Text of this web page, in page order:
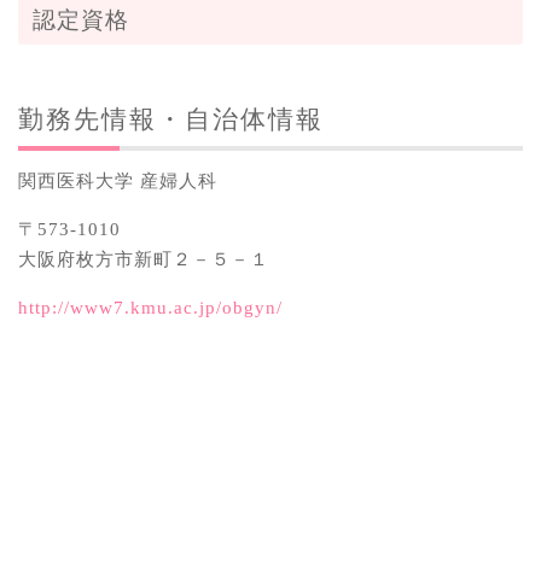
認定資格
勤務先情報・自治体情報
関西医科大学 産婦人科
〒573-1010
大阪府枚方市新町２－５－１
http://www7.kmu.ac.jp/obgyn/